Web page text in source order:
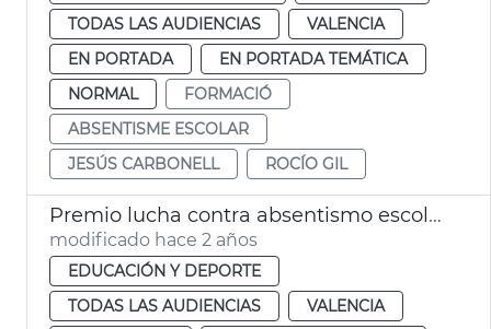
TODAS LAS AUDIENCIAS
VALENCIA
EN PORTADA
EN PORTADA TEMÁTICA
NORMAL
FORMACIÓ
ABSENTISME ESCOLAR
JESÚS CARBONELL
ROCÍO GIL
Premio lucha contra absentismo escolar
modificado hace 2 años
EDUCACIÓN Y DEPORTE
TODAS LAS AUDIENCIAS
VALENCIA